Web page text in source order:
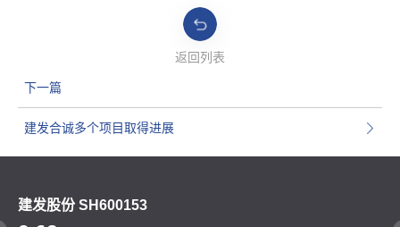
返回列表
下一篇
建发合诚多个项目取得进展
建发股份 SH600153